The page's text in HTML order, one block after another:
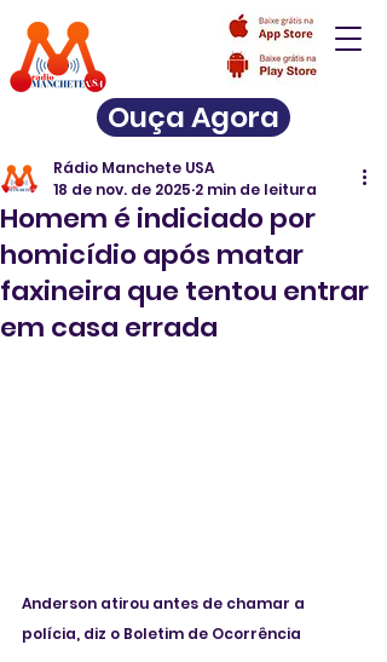
Ouça Agora
Homem é indiciado por
homicídio após matar
faxineira que tentou entrar
em casa errada
Rádio Manchete USA
18 de nov. de 2025 2 min de leitura
Anderson atirou antes de chamar a
polícia, diz o Boletim de Ocorrência